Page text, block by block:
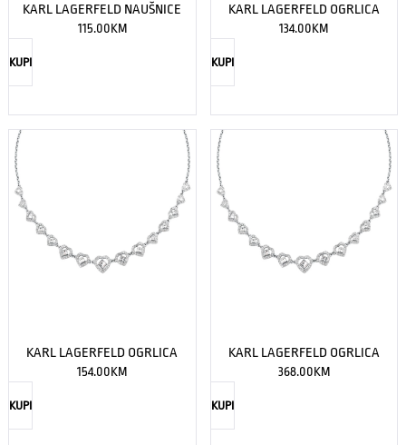
KARL LAGERFELD NAUŠNICE
115.00KM
KUPI
KARL LAGERFELD OGRLICA
134.00KM
KUPI
KARL LAGERFELD OGRLICA
154.00KM
KUPI
KARL LAGERFELD OGRLICA
368.00KM
KUPI